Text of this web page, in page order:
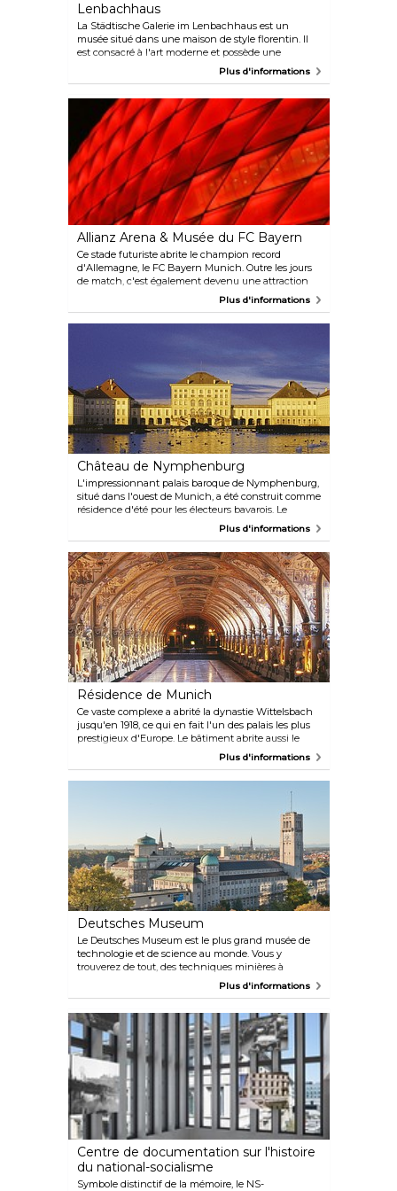
Lenbachhaus
La Städtische Galerie im Lenbachhaus est un
musée situé dans une maison de style florentin. Il
est consacré à l'art moderne et possède une
collection unique sur le groupe d'artistes « Blue
August Macke, Marianne von Werefkin et Paul Klee.
Plus d'informations
Allianz Arena & Musée du FC Bayern
Ce stade futuriste abrite le champion record
d'Allemagne, le FC Bayern Munich. Outre les jours
de match, c'est également devenu une attraction
incontournable pour tous les visiteurs de la ville.
extraordinaire pour avoir un aperçu unique des
visitez le musée du FC Bayern, où l'histoire de l'un
des meilleurs clubs d'Europe prend vie grâce à un
mélange captivant d'informations et d'histoires
chargées d'émotions.
Plus d'informations
Château de Nymphenburg
L'impressionnant palais baroque de Nymphenburg,
situé dans l'ouest de Munich, a été construit comme
résidence d'été pour les électeurs bavarois. Le
bâtiment principal abrite aujourd'hui un musée,
de nombreux petits bâtiments et pavillons, ainsi
que d'une serre exotique abritant un café. Le
château est notamment célèbre pour être le lieu de
naissance du roi Ludwig II.
Plus d'informations
Résidence de Munich
Ce vaste complexe a abrité la dynastie Wittelsbach
jusqu'en 1918, ce qui en fait l'un des palais les plus
prestigieux d'Europe. Le bâtiment abrite aussi le
musée Residenz et le Schatzkammer, également
L'endroit idéal pour avoir un aperçu de quatre
siècles de culture royale. Ne manquez pas le parc
C'est l'un des plus beaux jardins de la Renaissance
au nord des Alpes et une oasis de paix offrant une
vue splendide sur la Theatinerkirche.
Plus d'informations
Deutsches Museum
Le Deutsches Museum est le plus grand musée de
technologie et de science au monde. Vous y
trouverez de tout, des techniques minières à
l'astronomie, avec de nombreux objets historiques
enfants. Il existe deux annexes : l'une à
Schleissheim, au nord de Munich, consacrée aux
avions, et l'autre à Theresienhöhe, qui expose tous
les types de transport terrestre. Le dernier ajout au
musée principal est le ZNT, le Centre des nouvelles
technologies mettant en vedette les
nanotechnologies et les biotechnologies.
Plus d'informations
Centre de documentation sur l'histoire
du national-socialisme
Symbole distinctif de la mémoire, le NS-